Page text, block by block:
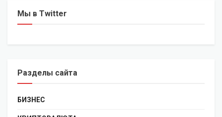
Мы в Twitter
Разделы сайта
БИЗНЕС